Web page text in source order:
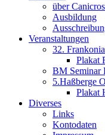
über
Ausbildung
Veranstaltungen
32.
Plakat
BM Seminar
5.Haßberge
Plakat
Diverses
Links
Kontodaten